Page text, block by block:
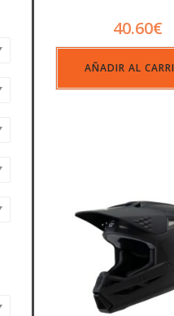
40.60€
AÑADIR AL